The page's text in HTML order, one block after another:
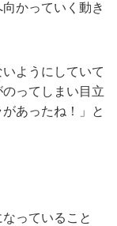
かっていく動き
ようにしていて
ってしまい目立
あったね！」と
っていること